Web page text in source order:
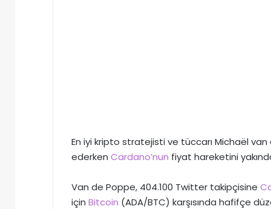
En iyi kripto stratejisti ve tüccarı Michaël
ederken Cardano’nun fiyat hareketini
Van de Poppe, 404.100 Twitter takipçisine
için Bitcoin (ADA/BTC) karşısında hafifçe